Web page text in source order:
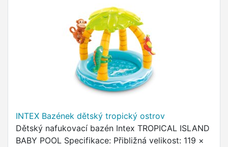
INTEX Bazének dětský tropický ostrov
Dětský nafukovací bazén Intex TROPICAL ISLAND
BABY POOL Specifikace: Přibližná velikost: 119 ×